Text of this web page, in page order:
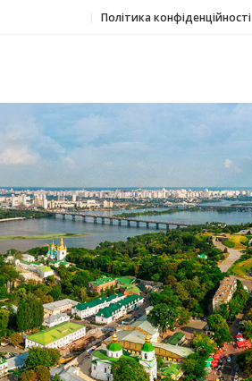
Політика конфіденційності